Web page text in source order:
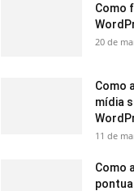
Como
20 de
Como
mídia
11 de
Como